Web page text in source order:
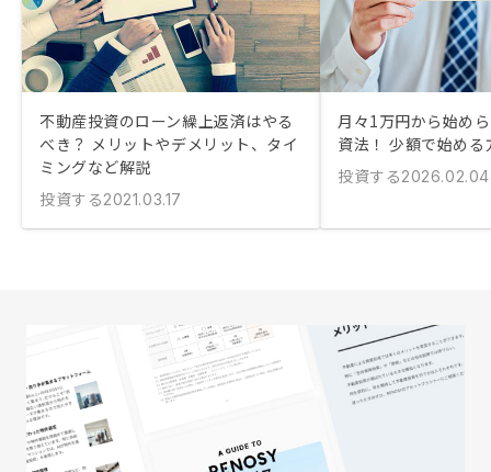
不動産投資のローン繰上返済はやる
べき？ メリットやデメリット、タイ
ミングなど解説
投資する2021.03.17
月々1万円から始め
資法！ 少額で始め
投資する2026.02.04